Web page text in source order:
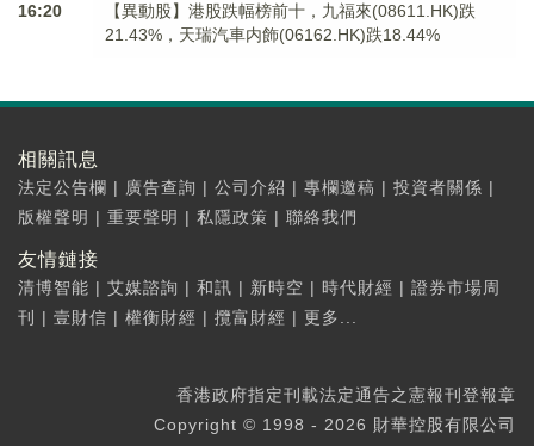
16:20
【異動股】港股跌幅榜前十，九福來(08611.HK)跌
21.43%，天瑞汽車内飾(06162.HK)跌18.44%
相關訊息
法定公告欄 | 廣告查詢 | 公司介紹 | 專欄邀稿 | 投資者關係 |
版權聲明 | 重要聲明 | 私隱政策 | 聯絡我們
友情鏈接
清博智能 | 艾媒諮詢 | 和訊 | 新時空 | 時代財經 | 證券市場周
刊
| 壹財信 | 權衡財經 | 攬富財經 | 更多...
香港政府指定刊載法定通告之憲報刊登報章
Copyright © 1998 - 2026 財華控股有限公司